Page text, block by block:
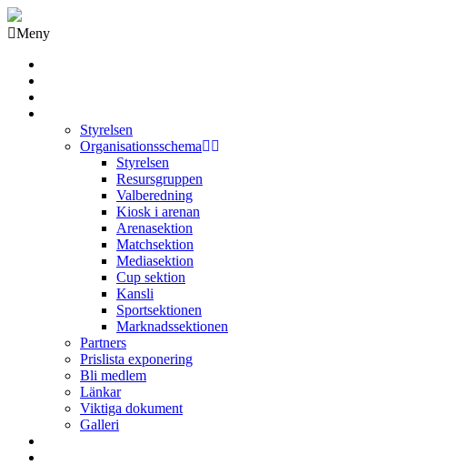
Meny
Styrelsen
Organisationsschema
Styrelsen
Resursgruppen
Valberedning
Kiosk i arenan
Arenasektion
Matchsektion
Mediasektion
Cup sektion
Kansli
Sportsektionen
Marknadssektionen
Partners
Prislista exponering
Bli medlem
Länkar
Viktiga dokument
Galleri